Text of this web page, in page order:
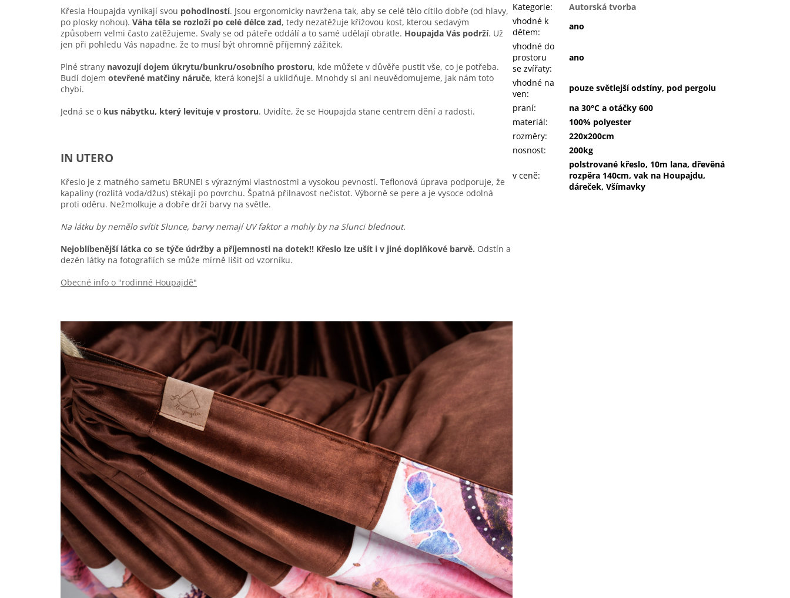
Křesla Houpajda vynikají svou pohodlností. Jsou ergonomicky navržena tak, aby se celé tělo cítilo dobře (od hlavy,
po plosky nohou). Váha těla se rozloží po celé délce zad, tedy nezatěžuje křížovou kost, kterou sedavým
způsobem velmi často zatěžujeme. Svaly se od páteře oddálí a to samé udělají obratle. Houpajda Vás podrží. Už
jen při pohledu Vás napadne, že to musí být ohromně příjemný zážitek.
Plné strany navozují dojem úkrytu/bunkru/osobního prostoru, kde můžete v důvěře pustit vše, co je potřeba.
Budí dojem otevřené matčiny náruče, která konejší a uklidňuje. Mnohdy si ani neuvědomujeme, jak nám toto
chybí.
Jedná se o kus nábytku, který levituje v prostoru. Uvidíte, že se Houpajda stane centrem dění a radosti.
IN UTERO
Křeslo je z matného sametu BRUNEI s výraznými vlastnostmi a vysokou pevností. Teflonová úprava podporuje, že
kapaliny (rozlitá voda/džus) stékají po povrchu. Špatná přilnavost nečistot. Výborně se pere a je vysoce odolná
proti oděru. Nežmolkuje a dobře drží barvy na světle.
Na látku by nemělo svítit Slunce, barvy nemají UV faktor a mohly by na Slunci blednout.
Nejoblíbenější látka co se týče údržby a příjemnosti na dotek!! Křeslo lze ušít i v jiné doplňkové barvě. Odstín a
dezén látky na fotografiích se může mírně lišit od vzorníku.
Obecné info o "rodinné Houpajdě"
Kategorie:
Autorská tvorba
vhodné k
dětem:
ano
vhodné do
prostoru
se zvířaty:
ano
vhodné na
ven:
pouze světlejší odstíny, pod pergolu
praní:
na 30°C a otáčky 600
materiál:
100% polyester
rozměry:
220x200cm
nosnost: 200kg
v ceně:
polstrované křeslo, 10m lana, dřevěná
rozpěra 140cm, vak na Houpajdu,
dáreček, Všímavky